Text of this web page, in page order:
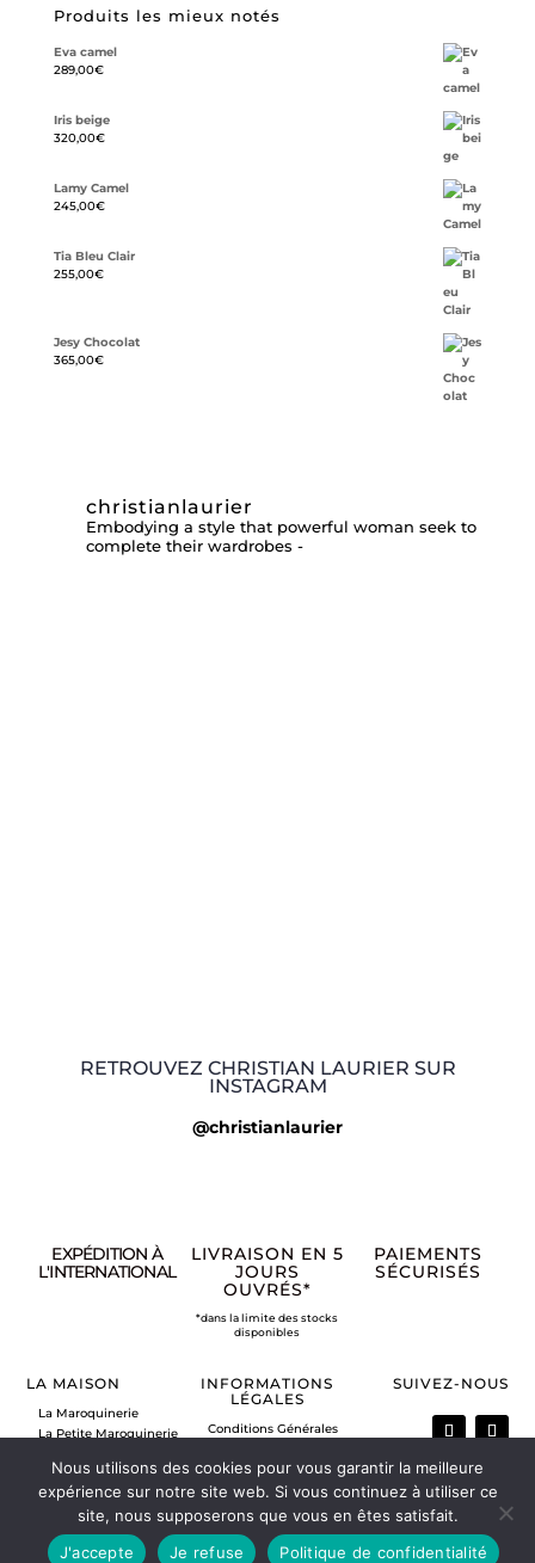
Produits les mieux notés
Eva camel
289,00€
Iris beige
320,00€
Lamy Camel
245,00€
Tia Bleu Clair
255,00€
Jesy Chocolat
365,00€
christianlaurier
Embodying a style that powerful woman seek to
complete their wardrobes -
RETROUVEZ CHRISTIAN LAURIER SUR
INSTAGRAM
@christianlaurier
EXPÉDITION À
L'INTERNATIONAL
LIVRAISON EN 5
JOURS
OUVRÉS*
*dans la limite des stocks
disponibles
PAIEMENTS
SÉCURISÉS
LA MAISON
La Maroquinerie
La Petite Maroquinerie
Nous contacter
INFORMATIONS
LÉGALES
Conditions Générales
Mentions légales
Politique de retour
Vos commandes
SUIVEZ-NOUS
Nous utilisons des cookies pour vous garantir la meilleure
expérience sur notre site web. Si vous continuez à utiliser ce
site, nous supposerons que vous en êtes satisfait.
J'accepte
Je refuse Politique de confidentialité